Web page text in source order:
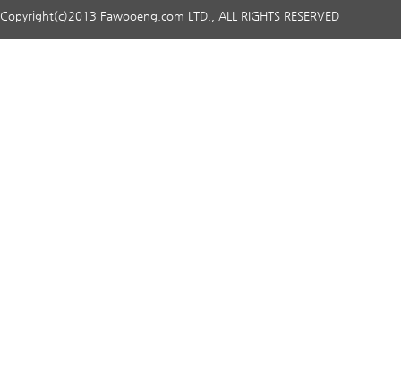
Copyright(c)2013 Fawooeng.com LTD., ALL RIGHTS RESERVED